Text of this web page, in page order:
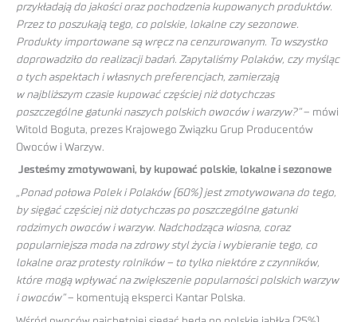
przykładają do jakości oraz pochodzenia kupowanych produktów.
Przez to poszukają tego, co polskie, lokalne czy sezonowe.
Produkty importowane są wręcz na cenzurowanym. To wszystko
doprowadziło do realizacji badań. Zapytaliśmy Polaków, czy myśląc
o tych aspektach i własnych preferencjach, zamierzają
w najbliższym czasie kupować częściej niż dotychczas
poszczególne gatunki naszych polskich owoców i warzyw?”– mówi
Witold Boguta, prezes Krajowego Związku Grup Producentów
Owoców i Warzyw.
Jesteśmy zmotywowani, by kupować polskie, lokalne i sezonowe
„Ponad połowa Polek i Polaków (60%) jest zmotywowana do tego,
by sięgać częściej niż dotychczas po poszczególne gatunki
rodzimych owoców i warzyw. Nadchodząca wiosna, coraz
popularniejsza moda na zdrowy styl życia i wybieranie tego, co
lokalne oraz protesty rolników – to tylko niektóre z czynników,
które mogą wpływać na zwiększenie popularności polskich warzyw
i owoców”– komentują eksperci Kantar Polska.